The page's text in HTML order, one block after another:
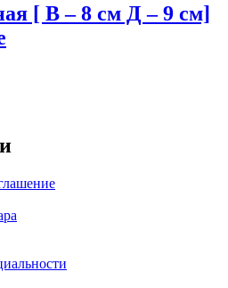
[ В – 8 см Д – 9 см]